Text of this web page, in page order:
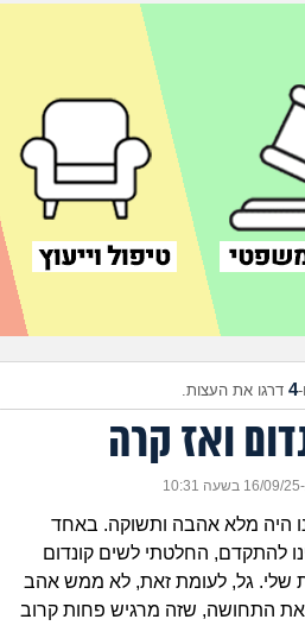
4 דרגו את העצות.
ואז קרה
היה מלא אהבה ותשוקה. באחד
להתקדם, החלטתי לשים קונדום
שלי. גל, לעומת זאת, לא ממש אהב
את התחושה, שזה מרגיש פחות קרוב